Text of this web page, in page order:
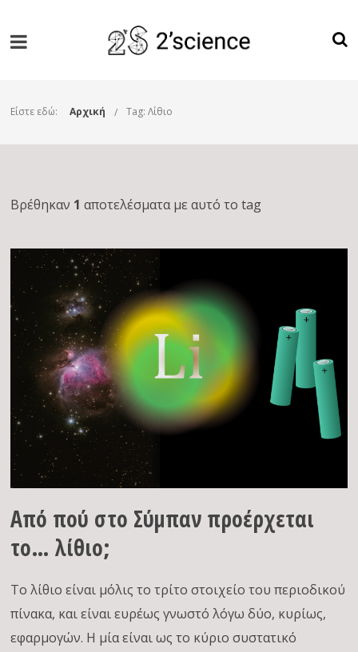
Είστε εδώ: Αρχική Tag: Λίθιο
Βρέθηκαν 1 αποτελέσματα με αυτό το tag
Από πού στο Σύμπαν προέρχεται
το… λίθιο;
Το λίθιο είναι μόλις το τρίτο στοιχείο του περιοδικού
πίνακα, και είναι ευρέως γνωστό λόγω δύο, κυρίως,
εφαρμογών. Η μία είναι ως το κύριο συστατικό